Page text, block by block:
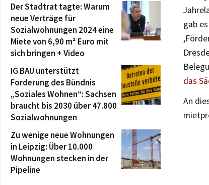
gab
das
An
Der Stadtrat tagte: Warum
neue Verträge für
Sozialwohnungen 2024 eine
Miete von 6,90 m² Euro mit
sich bringen + Video
IG BAU unterstützt
Forderung des Bündnis
„Soziales Wohnen“: Sachsen
braucht bis 2030 über 47.800
Sozialwohnungen
Zu wenige neue Wohnungen
in Leipzig: Über 10.000
Wohnungen stecken in der
Pipeline